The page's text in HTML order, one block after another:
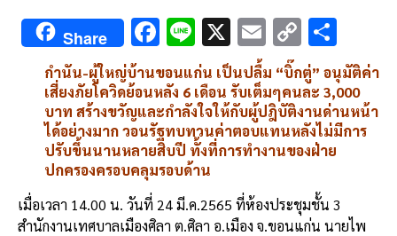
Share F
ac
e
b
o
o
k
Li
n
e
X E
m
ai
l
C
o
py
Li
n
h
ar
e
กำนัน-ผู้ใหญ่บ้านขอนแก่น เป็นปลื้ม “บิ๊กตู่” อนุมัติค่า
เสี่ยงภัยโควิดย้อนหลัง 6 เดือน รับเต็มๆคนละ 3,000
บาท สร้างขวัญและกำลังใจให้กับผู้ปฎิบัติงานด่านหน้า
ได้อย่างมาก วอนรัฐทบทวนค่าตอบแทนหลังไม่มีการ
ปรับขึ้นนานหลายสิบปี ทั้งที่การทำงานของฝ่าย
ปกครองครอบคลุมรอบด้าน
เมื่อเวลา 14.00 น. วันที่ 24 มี.ค.2565 ที่ห้องประชุมชั้น 3
สำนักงานเทศบาลเมืองศิลา ต.ศิลา อ.เมือง จ.ขอนแก่น นายไพ